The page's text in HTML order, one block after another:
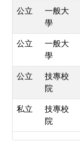
公立
一般大
學
公立
一般大
學
公立
技專校
院
私立
技專校
院